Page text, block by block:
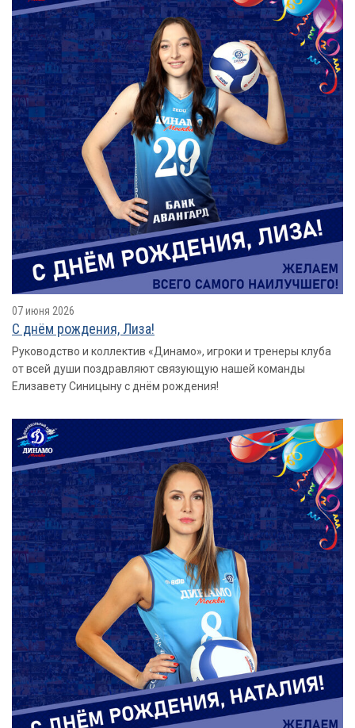
07 июня 2026
С днём рождения, Лиза!
Руководство и коллектив «Динамо», игроки и тренеры клуба
от всей души поздравляют связующую нашей команды
Елизавету Синицыну с днём рождения!